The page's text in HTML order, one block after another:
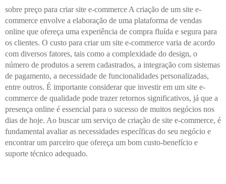
sobre preço para criar site e-commerce A criação de um site e-
commerce envolve a elaboração de uma plataforma de vendas
online que ofereça uma experiência de compra fluída e segura para
os clientes. O custo para criar um site e-commerce varia de acordo
com diversos fatores, tais como a complexidade do design, o
número de produtos a serem cadastrados, a integração com sistemas
de pagamento, a necessidade de funcionalidades personalizadas,
entre outros. É importante considerar que investir em um site e-
commerce de qualidade pode trazer retornos significativos, já que a
presença online é essencial para o sucesso de muitos negócios nos
dias de hoje. Ao buscar um serviço de criação de site e-commerce, é
fundamental avaliar as necessidades específicas do seu negócio e
encontrar um parceiro que ofereça um bom custo-benefício e
suporte técnico adequado.